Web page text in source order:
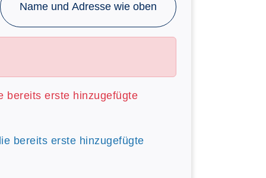
Name und Adresse wie oben
bereits erste hinzugefügte
bereits erste hinzugefügte